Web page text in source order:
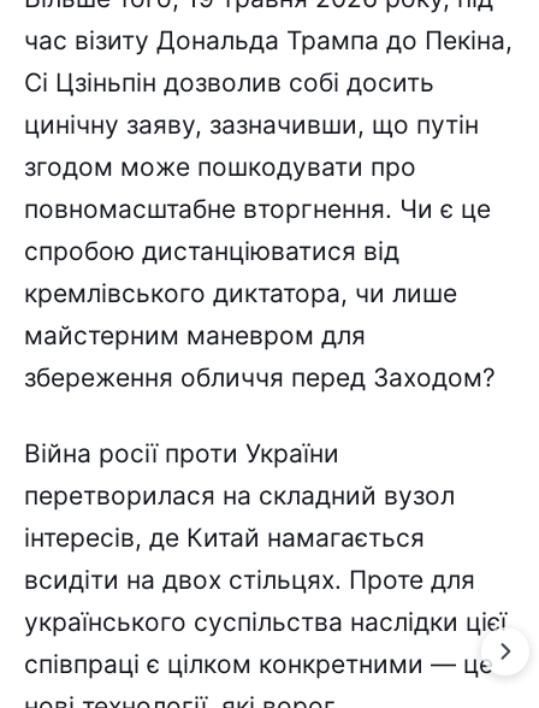
час візиту Дональда Трампа до Пекіна,
Сі Цзіньпін дозволив собі досить
цинічну заяву, зазначивши, що путін
згодом може пошкодувати про
повномасштабне вторгнення. Чи є це
спробою дистанціюватися від
кремлівського диктатора, чи лише
майстерним маневром для
збереження обличчя перед Заходом?
Війна росії проти України
перетворилася на складний вузол
інтересів, де Китай намагається
всидіти на двох стільцях. Проте для
українського суспільства наслідки цієї
співпраці є цілком конкретними — це